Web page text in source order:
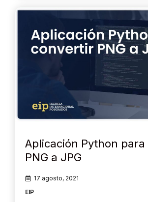
Aplicación Python
PNG a JPG
17 agosto, 2021
EIP